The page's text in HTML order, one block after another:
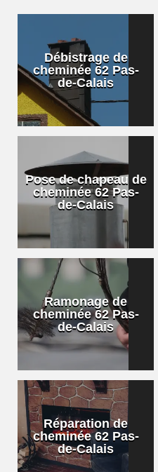
Débistrage de
cheminée 62 Pas-
de-Calais
Pose de chapeau de
cheminée 62 Pas-
de-Calais
Ramonage de
cheminée 62 Pas-
de-Calais
Réparation de
cheminée 62 Pas-
de-Calais